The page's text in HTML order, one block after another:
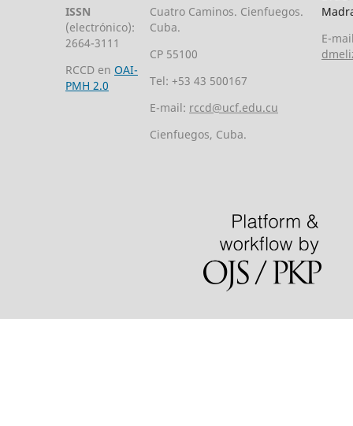
ISSN
(electrónico):
2664-3111
RCCD en OAI-
PMH 2.0
Cuatro Caminos. Cienfuegos.
Cuba.
CP 55100
Tel: +53 43 500167
E-mail: rccd@ucf.edu.cu
Cienfuegos, Cuba.
E-